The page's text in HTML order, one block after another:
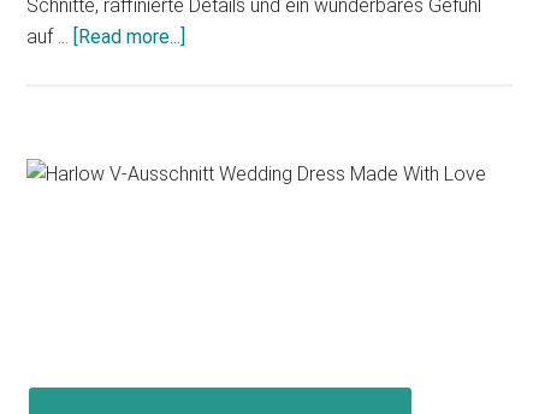
Schnitte, raffinierte Details und ein wunderbares Gefühl
auf … [Read more...]
perfekte
Primary